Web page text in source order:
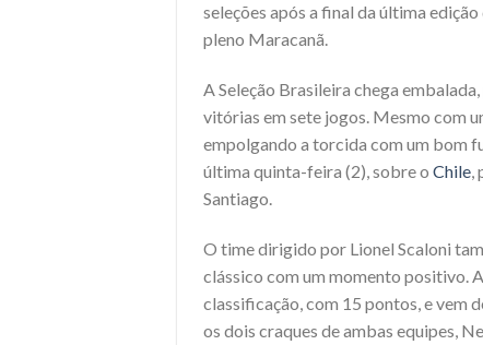
seleções após a final da última
pleno Maracanã.
A Seleção Brasileira chega
vitórias em sete jogos. Mesmo com
empolgando a torcida com um bom
última quinta-feira (2), sobre o Chile,
Santiago.
O time dirigido por Lionel Scaloni
clássico com um momento positivo.
classificação, com 15 pontos, e vem
os dois craques de ambas equipes,